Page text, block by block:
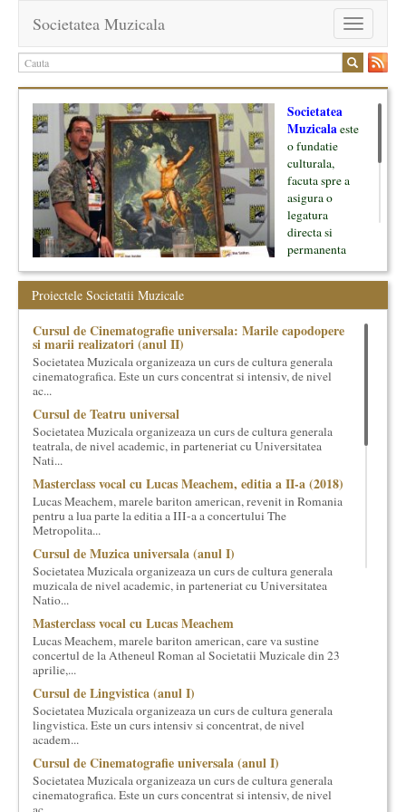
Toggle
navigation
Societatea Muzicala
Societatea
Muzicalaeste
o fundatie
culturala,
facuta spre a
asigura o
legatura
directa si
permanenta
oamenii ei, pe
inceput cu muzica clasica - si de aici numele -, insa acum
dezvoltam proiecte si in alte domenii ale culturii.
Facem management cultural, dezvoltam si administram proiecte
cultural si consultanta. Organizam concursuri, concerte si
evenimente culturale, private sau publice, tinem cursuri de
cultura generala muzicala, teatrala, filosofica si de alte feluri.
cei care il finantateaza sunt in rubricile de mai jos.
Proiectele Societatii Muzicale
Cursul de Cinematografie universala: Marile capodopere
si marii realizatori (anul II)
Societatea Muzicala organizeaza un curs de cultura generala
cinematografica. Este un curs concentrat si intensiv, de nivel
ac...
Cursul de Teatru universal
Societatea Muzicala organizeaza un curs de cultura generala
teatrala, de nivel academic, in parteneriat cu Universitatea
Nati...
Masterclass vocal cu Lucas Meachem, editia a II-a (2018)
Lucas Meachem, marele bariton american, revenit in Romania
pentru a lua parte la editia a III-a a concertului The
Metropolita...
Cursul de Muzica universala (anul I)
Societatea Muzicala organizeaza un curs de cultura generala
muzicala de nivel academic, in parteneriat cu Universitatea
Natio...
Masterclass vocal cu Lucas Meachem
Lucas Meachem, marele bariton american, care va sustine
concertul de la Atheneul Roman al Societatii Muzicale din 23
aprilie,...
Cursul de Lingvistica (anul I)
Societatea Muzicala organizeaza un curs de cultura generala
lingvistica. Este un curs intensiv si concentrat, de nivel
academ...
Cursul de Cinematografie universala (anul I)
Societatea Muzicala organizeaza un curs de cultura generala
cinematografica. Este un curs concentrat si intensiv, de nivel